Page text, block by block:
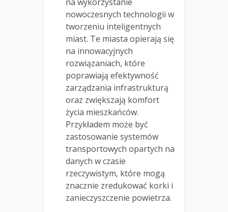
nowoczesnych technologii w
tworzeniu inteligentnych
miast. Te miasta opierają się
na innowacyjnych
rozwiązaniach, które
poprawiają efektywność
zarządzania infrastrukturą
oraz zwiększają komfort
życia mieszkańców.
Przykładem może być
zastosowanie systemów
transportowych opartych na
danych w czasie
rzeczywistym, które mogą
znacznie zredukować korki i
zanieczyszczenie powietrza.